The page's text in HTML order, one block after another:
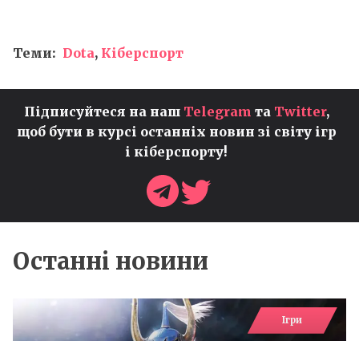
Теми: Dota, Кіберспорт
Підписуйтеся на наш Telegram та Twitter,
щоб бути в курсі останніх новин зі світу ігр
і кіберспорту!
Останні новини
Ігри